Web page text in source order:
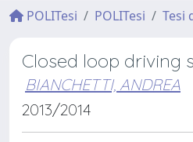
POLITesi POLITesi Tesi
Closed loop driving
BIANCHETTI, ANDREA
2013/2014